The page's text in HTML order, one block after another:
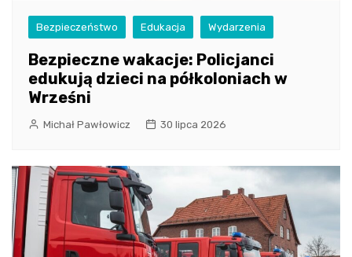
Bezpieczeństwo Edukacja Wydarzenia
Bezpieczne wakacje: Policjanci
edukują dzieci na półkoloniach w
Wrześni
Michał Pawłowicz 30 lipca 2026